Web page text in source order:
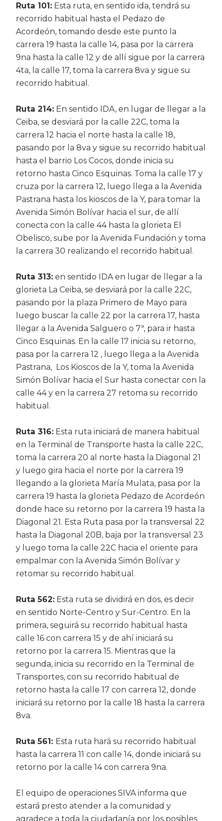
Ruta 101: Esta ruta, en sentido ida, tendrá su
recorrido habitual hasta el Pedazo de
Acordeón, tomando desde este punto la
carrera 19 hasta la calle 14, pasa por la carrera
9na hasta la calle 12 y de allí sigue por la carrera
4ta, la calle 17, toma la carrera 8va y sigue su
recorrido habitual.
Ruta 214: En sentido IDA, en lugar de llegar a la
Ceiba, se desviará por la calle 22C, toma la
carrera 12 hacia el norte hasta la calle 18,
pasando por la 8va y sigue su recorrido habitual
hasta el barrio Los Cocos, donde inicia su
retorno hasta Cinco Esquinas. Toma la calle 17 y
cruza por la carrera 12, luego llega a la Avenida
Pastrana hasta los kioscos de la Y, para tomar la
Avenida Simón Bolívar hacia el sur, de allí
conecta con la calle 44 hasta la glorieta El
Obelisco, sube por la Avenida Fundación y toma
la carrera 30 realizando el recorrido habitual.
Ruta 313: en sentido IDA en lugar de llegar a la
glorieta La Ceiba, se desviará por la calle 22C,
pasando por la plaza Primero de Mayo para
luego buscar la calle 22 por la carrera 17, hasta
llegar a la Avenida Salguero o 7ª, para ir hasta
Cinco Esquinas. En la calle 17 inicia su retorno,
pasa por la carrera 12 , luego llega a la Avenida
Pastrana, Los Kioscos de la Y, toma la Avenida
Simón Bolívar hacia el Sur hasta conectar con la
calle 44 y en la carrera 27 retoma su recorrido
habitual.
Ruta 316: Esta ruta iniciará de manera habitual
en la Terminal de Transporte hasta la calle 22C,
toma la carrera 20 al norte hasta la Diagonal 21
y luego gira hacia el norte por la carrera 19
llegando a la glorieta María Mulata, pasa por la
carrera 19 hasta la glorieta Pedazo de Acordeón
donde hace su retorno por la carrera 19 hasta la
Diagonal 21. Esta Ruta pasa por la transversal 22
hasta la Diagonal 20B, baja por la transversal 23
y luego toma la calle 22C hacia el oriente para
empalmar con la Avenida Simón Bolívar y
retomar su recorrido habitual.
Ruta 562: Esta ruta se dividirá en dos, es decir
en sentido Norte-Centro y Sur-Centro. En la
primera, seguirá su recorrido habitual hasta
calle 16 con carrera 15 y de ahí iniciará su
retorno por la carrera 15. Mientras que la
segunda, inicia su recorrido en la Terminal de
Transportes, con su recorrido habitual de
retorno hasta la calle 17 con carrera 12, donde
iniciará su retorno por la calle 18 hasta la carrera
8va.
Ruta 561: Esta ruta hará su recorrido habitual
hasta la carrera 11 con calle 14, donde iniciará su
retorno por la calle 14 con carrera 9na.
El equipo de operaciones SIVA informa que
estará presto atender a la comunidad y
agradece a toda la ciudadanía por los posibles